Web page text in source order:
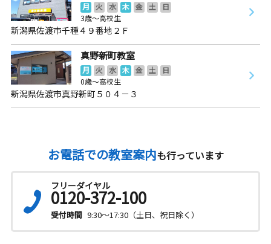
月 火 水 木 金 土
日
3歳～高校生
新潟県佐渡市千種４９番地２Ｆ
真野新町教室
月 火 水 木 金 土
日
0歳～高校生
新潟県佐渡市真野新町５０４－３
お電話での教室案内も行っています
フリーダイヤル
0120-372-100
受付時間 9:30～17:30（土日、祝日除く）